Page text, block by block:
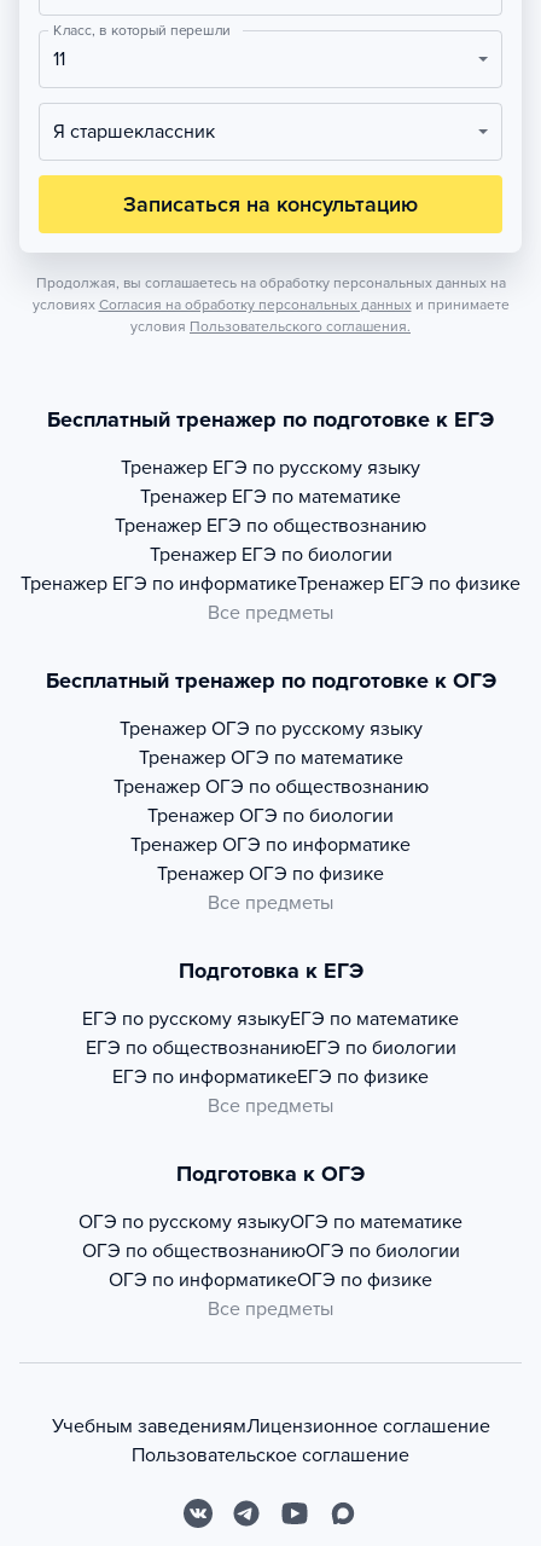
Класс, в который перешли
11
Я старшеклассник
Записаться на консультацию
Продолжая, вы соглашаетесь на обработку персональных данных на
условиях Согласия на обработку персональных данных и принимаете
условия Пользовательского соглашения.
Бесплатный тренажер по подготовке к ЕГЭ
Тренажер ЕГЭ по русскому языку
Тренажер ЕГЭ по математике
Тренажер ЕГЭ по обществознанию
Тренажер ЕГЭ по биологии
Тренажер ЕГЭ по информатикеТренажер ЕГЭ по физике
Все предметы
Бесплатный тренажер по подготовке к ОГЭ
Тренажер ОГЭ по русскому языку
Тренажер ОГЭ по математике
Тренажер ОГЭ по обществознанию
Тренажер ОГЭ по биологии
Тренажер ОГЭ по информатике
Тренажер ОГЭ по физике
Все предметы
Подготовка к ЕГЭ
ЕГЭ по русскому языкуЕГЭ по математике
ЕГЭ по обществознаниюЕГЭ по биологии
ЕГЭ по информатикеЕГЭ по физике
Все предметы
Подготовка к ОГЭ
ОГЭ по русскому языкуОГЭ по математике
ОГЭ по обществознаниюОГЭ по биологии
ОГЭ по информатикеОГЭ по физике
Все предметы
Учебным заведениямЛицензионное соглашение
Пользовательское соглашение